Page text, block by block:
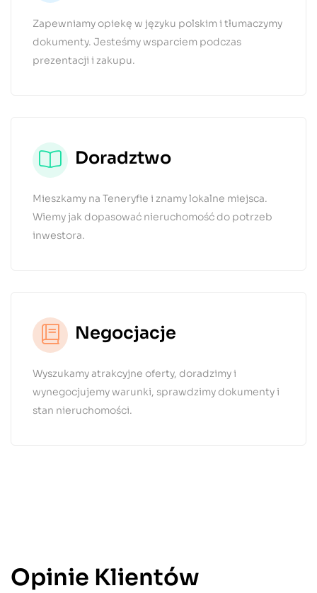
Zapewniamy opiekę w języku polskim i tłumaczymy
dokumenty. Jesteśmy wsparciem podczas
prezentacji i zakupu.
Doradztwo
Mieszkamy na Teneryfie i znamy lokalne miejsca.
Wiemy jak dopasować nieruchomość do potrzeb
inwestora.
Negocjacje
Wyszukamy atrakcyjne oferty, doradzimy i
wynegocjujemy warunki, sprawdzimy dokumenty i
stan nieruchomości.
Opinie Klientów